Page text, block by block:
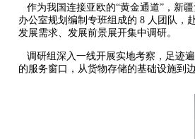
作为我国连接亚欧的“黄金通道”，新
办公室规划编制专班组成的 8 人团队，
发展需求、发展前景展开集中调研。
调研组深入一线开展实地考察，足迹
的服务窗口，从货物存储的基础设施到